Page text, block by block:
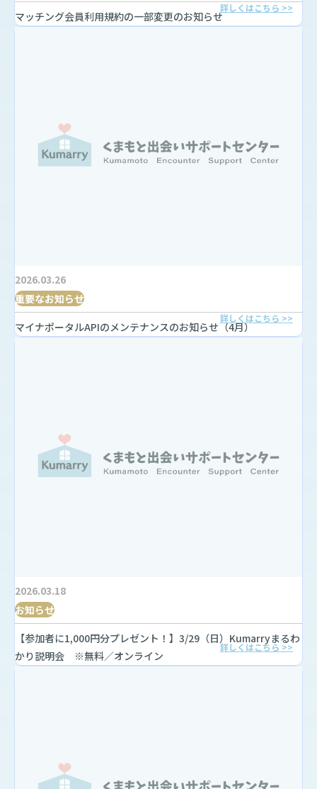
マッチング会員利用規約の一部変更のお知らせ
詳しくはこちら >>
2026.03.26
重要なお知らせ
マイナポータルAPIのメンテナンスのお知らせ（4月）
詳しくはこちら >>
2026.03.18
お知らせ
【参加者に1,000円分プレゼント！】3/29（日）Kumarryまるわ
かり説明会 ※無料／オンライン
詳しくはこちら >>